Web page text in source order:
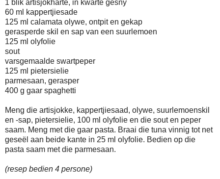
1 blik artisjokharte, in kwarte gesny
60 ml kappertjiesade
125 ml calamata olywe, ontpit en gekap
gerasperde skil en sap van een suurlemoen
125 ml olyfolie
sout
varsgemaalde swartpeper
125 ml pietersielie
parmesaan, gerasper
400 g gaar spaghetti
Meng die artisjokke, kappertjiesaad, olywe, suurlemoenskil
en -sap, pietersielie, 100 ml olyfolie en die sout en peper
saam. Meng met die gaar pasta. Braai die tuna vinnig tot net
geseël aan beide kante in 25 ml olyfolie. Bedien op die
pasta saam met die parmesaan.
(resep bedien 4 persone)